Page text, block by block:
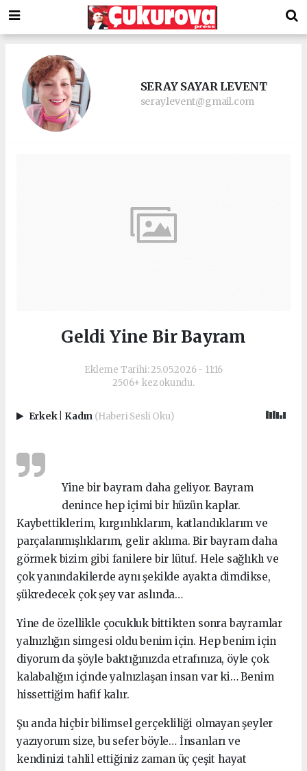
SERAY SAYAR LEVENT
seray.levent@gmail.com
Geldi Yine Bir Bayram
Ekleme Tarihi: 25.05.2026 - 11:16
2506+ kez okundu.
Erkek Kadın (Haberi Sesli Oku)
Yine bir bayram daha geliyor. Bayram
denince hep içimi bir hüzün kaplar.
Kaybettiklerim, kırgınlıklarım, katlandıklarım ve
parçalanmışlıklarım, gelir aklıma. Bir bayram daha
görmek bizim gibi fanilere bir lütuf. Hele sağlıklı ve
çok yanındakilerde aynı şekilde ayakta dimdikse,
şükredecek çok şey var aslında…
Yine de özellikle çocukluk bittikten sonra bayramlar
yalnızlığın simgesi oldu benim için. Hep benim için
diyorum da şöyle baktığınızda etrafınıza, öyle çok
kalabalığın içinde yalnızlaşan insan var ki… Benim
hissettiğim hafif kalır.
Şu anda hiçbir bilimsel gerçekliliği olmayan şeyler
yazıyorum size, bu sefer böyle… İnsanları ve
kendinizi tahlil ettiğiniz zaman üç çeşit hayat